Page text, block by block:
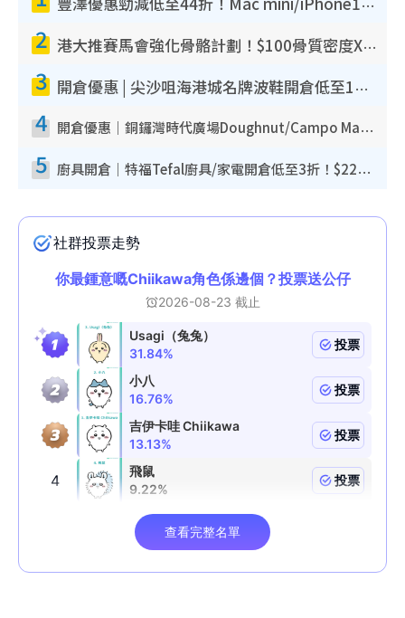
豐澤優惠勁減低至44折！Mac mini/iPhone17Pro大減價！廚房家電$220起
2 港大推賽馬會強化骨骼計劃！$100骨質密度X光檢查 完成免費運動訓練送超市禮券！附參加資格
3 開倉優惠 | 尖沙咀海港城名牌波鞋開倉低至1折！On鞋$899起／Joy&Peace鞋履$98起
4 開倉優惠｜銅鑼灣時代廣場Doughnut/Campo Marzio開倉低至1折！背囊、書包、手袋劈價$200起
5 廚具開倉｜特福Tefal廚具/家電開倉低至3折！$220起買平底鍋/炒鑊/湯煲！電飯煲/吸塵機/燙斗$418起